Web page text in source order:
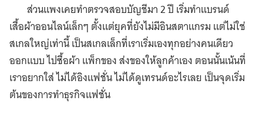
ส่วนแพงเคยทำตรวจสอบบัญชีมา 2 ปี เริ่มทำแบรนด์
เสื้อผ้าออนไลน์เล็กๆ ตั้งแต่ยุคที่ยังไม่มีอินสตาแกรม แต่ไม่ใช่
สเกลใหญ่เท่านี้ เป็นสเกลเล็กที่เราเริ่มเองทุกอย่างคนเดียว
ออกแบบ ไปซื้อผ้า แพ็กของ ส่งของให้ลูกค้าเอง ตอนนั้นเน้นที่
เราอยากใส่ ไม่ได้อิงแฟชั่น ไม่ได้ดูเทรนด์อะไรเลย เป็นจุดเริ่ม
ต้นของการทำธุรกิจแฟชั่น